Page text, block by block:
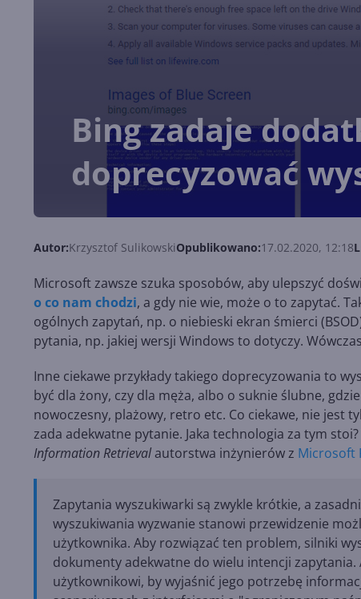
Bing zadaje
doprecyzować
Autor:Krzysztof SulikowskiOpublikowano:17.02.2020, 12:18
Microsoft zawsze szuka sposobów, aby ulepszyć
o co nam chodzi, a gdy nie wie, może o to zapytać.
ogólnych zapytań, np. o niebieski ekran śmierci
pytania, np. jakiej wersji Windows to dotyczy.
Inne ciekawe przykłady takiego doprecyzowania to
być dla żony, czy dla męża, albo o suknie ślubne,
nowoczesny, plażowy, retro etc. Co ciekawe, nie jest
zada adekwatne pytanie. Jaka technologia za tym
Information Retrievalautorstwa inżynierów z Microsoft
Zapytania wyszukiwarki są zwykle krótkie, a
wyszukiwania wyzwanie stanowi przewidzenie
użytkownika. Aby rozwiązać ten problem, silniki
dokumenty adekwatne do wielu intencji
użytkownikowi, by wyjaśnić jego potrzebę